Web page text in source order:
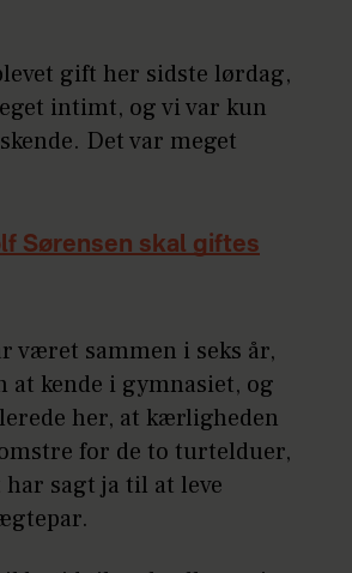
gift her sidste lørdag,
intimt, og vi var kun
Det var meget
Sørensen skal giftes
været sammen i seks år,
kende i gymnasiet, og
her, at kærligheden
for de to turtelduer,
sagt ja til at leve